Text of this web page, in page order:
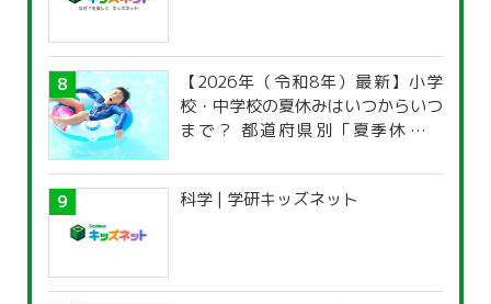
【2026年（令和8年）最新】小学
校・中学校の夏休みはいつからいつ
まで？ 都道府県別「夏季休暇一
科学 | 学研キッズネット